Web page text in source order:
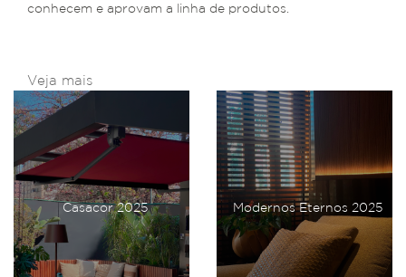
conhecem e aprovam a linha de produtos.
Veja mais
Casacor 2025 Modernos Eternos 2025